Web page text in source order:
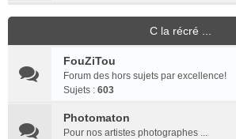
C la récré ...
FouZiTou
Forum des hors sujets par excellence!
Sujets : 603
Photomaton
Pour nos artistes photographes ...